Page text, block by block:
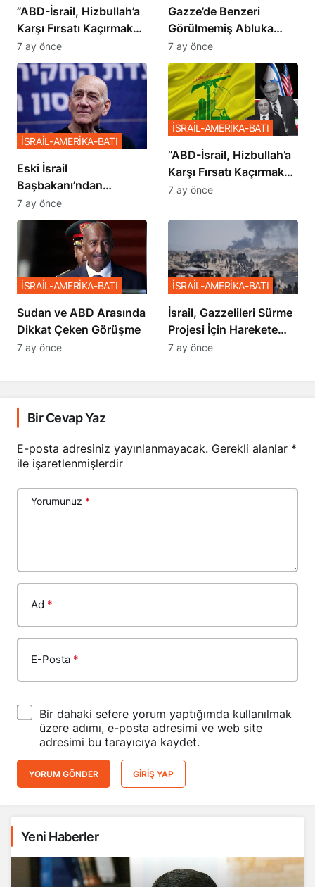
​​​​​​​”ABD-İsrail, Hizbullah’a
Karşı Fırsatı Kaçırmak
İstemiyor”
7 ay önce
​​​​​​​Gazze’de Benzeri
Görülmemiş Abluka
Planı
7 ay önce
Eski İsrail
Başbakanı’ndan
Netanyahu’ya Ağır
Sözler
İSRAİL-AMERİKA-BATI
7 ay önce
​​​​​​​”ABD-İsrail, Hizbullah’a
Karşı Fırsatı Kaçırmak
İstemiyor”
İSRAİL-AMERİKA-BATI
7 ay önce
Sudan ve ABD Arasında
Dikkat Çeken Görüşme
İSRAİL-AMERİKA-BATI
7 ay önce
İsrail, Gazzelileri Sürme
Projesi İçin Harekete
Geçti
İSRAİL-AMERİKA-BATI
7 ay önce
Bir Cevap Yaz
E-posta adresiniz yayınlanmayacak. Gerekli alanlar *
ile işaretlenmişlerdir
Yorumunuz *
Ad *
E-Posta *
Bir dahaki sefere yorum yaptığımda kullanılmak
üzere adımı, e-posta adresimi ve web site
adresimi bu tarayıcıya kaydet.
YORUM GÖNDER GIRIŞ YAP
Yeni Haberler